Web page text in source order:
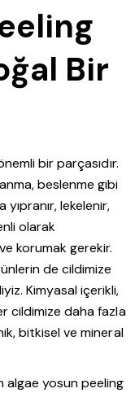
Bir
bir parçasıdır.
beslenme gibi
lekelenir,
olarak
korumak gerekir.
de cildimize
Kimyasal içerikli,
cildimize daha fazla
bitkisel ve mineral
algae yosun peeling